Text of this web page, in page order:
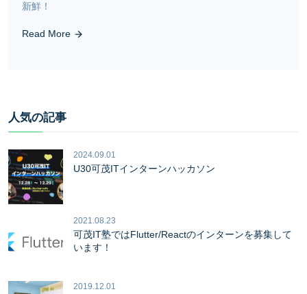
新鮮！
Read More
人気の記事
2024.09.01
U30可茂ITインターンハッカソン
2021.08.23
可茂IT塾ではFlutter/Reactのインターンを募集して
います！
2019.12.01